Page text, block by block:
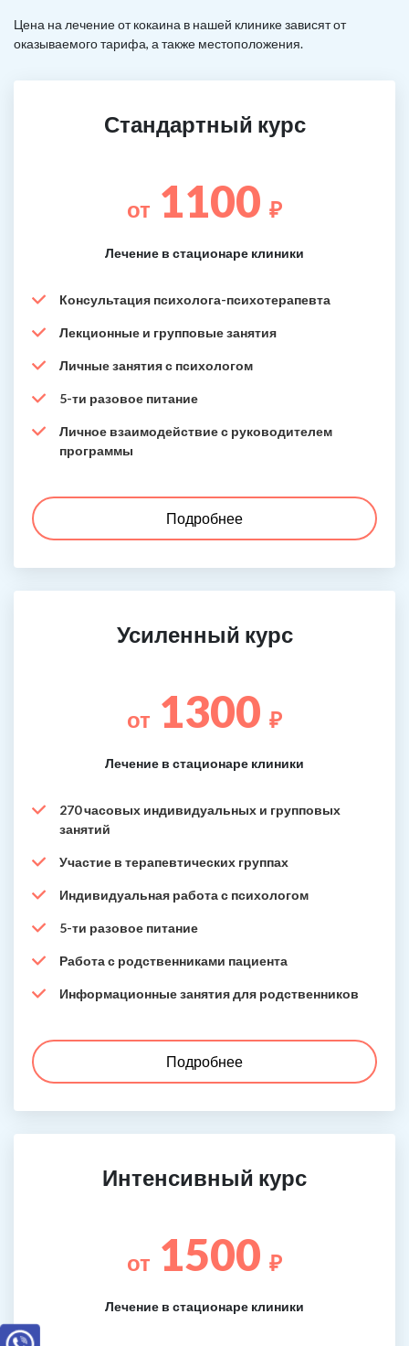
Цена на лечение от кокаина в нашей клинике зависят от
оказываемого тарифа, а также местоположения.
Стандартный курс
от 1100 ₽
Лечение в стационаре клиники
Консультация психолога-психотерапевта
Лекционные и групповые занятия
Личные занятия с психологом
5-ти разовое питание
Личное взаимодействие с руководителем
программы
Подробнее
Усиленный курс
от 1300 ₽
Лечение в стационаре клиники
270 часовых индивидуальных и групповых
занятий
Участие в терапевтических группах
Индивидуальная работа с психологом
5-ти разовое питание
Работа с родственниками пациента
Информационные занятия для родственников
Подробнее
Интенсивный курс
от 1500 ₽
Лечение в стационаре клиники